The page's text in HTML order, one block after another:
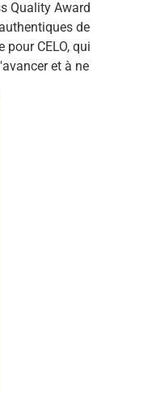
Quality Award
de
CELO, qui
et à ne